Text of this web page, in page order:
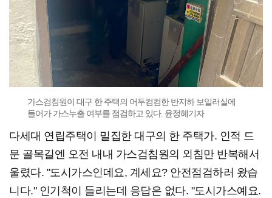
가스검침원이 대구 한 주택의 어두컴컴한 반지하 보일러실에
들어가 가스누출 여부를 점검하고 있다. 윤정혜기자
다세대 연립주택이 밀집한 대구의 한 주택가. 인적 드
문 골목길엔 오전 내내 가스검침원의 외침만 반복해서
울렸다. "도시가스인데요, 계세요? 안전점검하러 왔습
니다." 인기척이 들리는데 응답은 없다. "도시가스예요.